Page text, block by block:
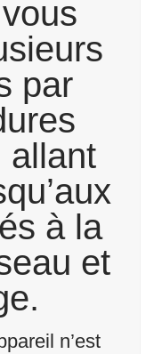
par
allant
à la
et
n’est